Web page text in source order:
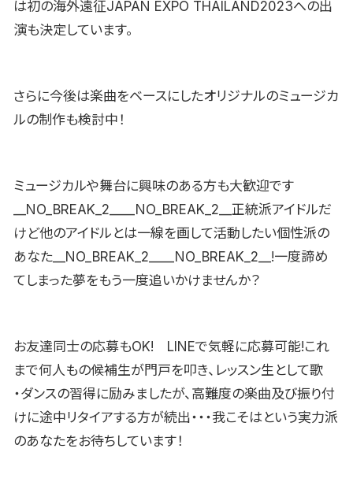
は初の海外遠征JAPAN EXPO THAILAND2023への出
演も決定しています。
さらに今後は楽曲をベースにしたオリジナルのミュージカ
ルの制作も検討中！
ミュージカルや舞台に興味のある方も大歓迎です
__NO_BREAK_2____NO_BREAK_2__正統派アイドルだ
けど他のアイドルとは一線を画して活動したい個性派の
あなた__NO_BREAK_2____NO_BREAK_2__!一度諦め
てしまった夢をもう一度追いかけませんか？
お友達同士の応募もOK! LINEで気軽に応募可能!これ
まで何人もの候補生が門戸を叩き、レッスン生として歌
・ダンスの習得に励みましたが、高難度の楽曲及び振り付
けに途中リタイアする方が続出・・・我こそはという実力派
のあなたをお待ちしています！